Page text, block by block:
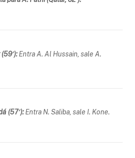
Entra A. Al Hussain, sale A.
(57′):Entra N. Saliba, sale I. Kone.